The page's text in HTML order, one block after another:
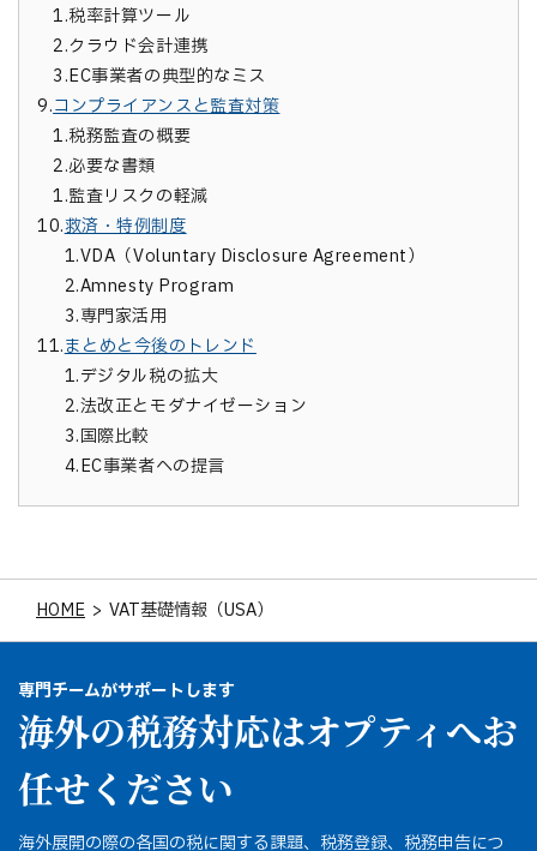
1.税率計算ツール
2.クラウド会計連携
3.EC事業者の典型的なミス
9.コンプライアンスと監査対策
1.税務監査の概要
2.必要な書類
1.監査リスクの軽減
10.救済・特例制度
1.VDA（Voluntary Disclosure Agreement）
2.Amnesty Program
3.専門家活用
11.まとめと今後のトレンド
1.デジタル税の拡大
2.法改正とモダナイゼーション
3.国際比較
4.EC事業者への提言
HOME > VAT基礎情報（USA）
専門チームがサポートします
海外の税務対応はオプティへお
任せください
海外展開の際の各国の税に関する課題、税務登録、税務申告につ